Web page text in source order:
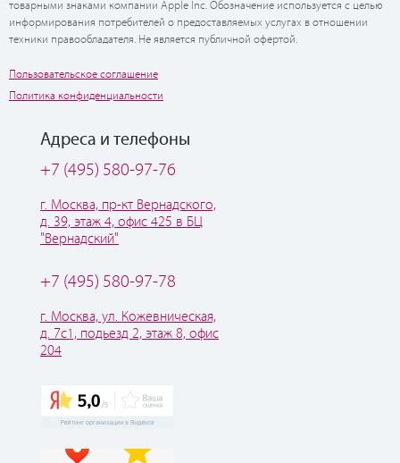
товарными знаками компании Apple Inc. Обозначение используется с целью
информирования потребителей о предоставляемых услугах в отношении
техники правообладателя. Не является публичной офертой.
Пользовательское соглашение
Политика конфиденциальности
Адреса и телефоны
+7 (495) 580-97-76
г. Москва, пр-кт Вернадского,
д. 39, этаж 4, офис 425 в БЦ
"Вернадский"
+7 (495) 580-97-78
г. Москва, ул. Кожевническая,
д. 7с1, подьезд 2, этаж 8, офис
204